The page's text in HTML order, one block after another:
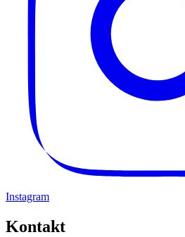
Instagram
Kontakt